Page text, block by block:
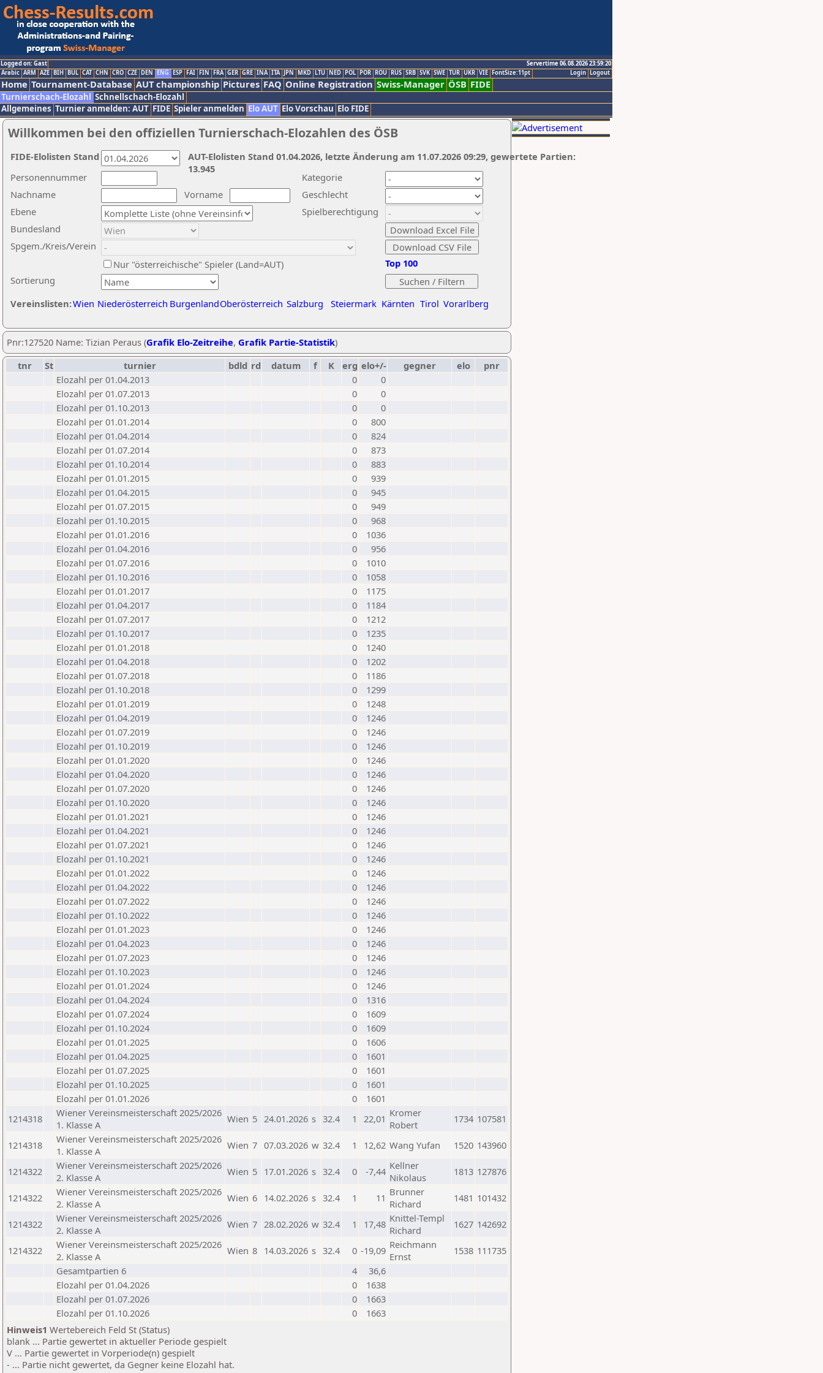
Logged on: Gast
Servertime 06.08.2026 23:59:20
Logout
Login
Arabic ARM AZE BIH BUL CAT CHN CRO CZE DEN ENG ESP FAI FIN FRA GER GRE INA ITA JPN MKD LTU NED POL POR ROU RUS SRB SVK SWE TUR UKR VIE FontSize:11pt
Home Tournament-Database AUT championship Pictures FAQ Online Registration Swiss-Manager ÖSB FIDE
Turnierschach-Elozahl Schnellschach-Elozahl
Allgemeines Turnier anmelden: AUT FIDE Spieler anmelden Elo AUT Elo Vorschau Elo FIDE
Willkommen bei den offiziellen Turnierschach-Elozahlen des ÖSB
Nachname
Vorname
Ebene
Kategorie
Sortierung
Personennummer
Bundesland
Spgem./Kreis/Verein
Geschlecht
Nur "österreichische" Spieler (Land=AUT)
Spielberechtigung
Vereinslisten:Wien Niederösterreich BurgenlandOberösterreich Salzburg Steiermark Kärnten Tirol Vorarlberg
Top 100
AUT-Elolisten Stand 01.04.2026, letzte Änderung am 11.07.2026 09:29, gewertete Partien:
13.945
FIDE-Elolisten Stand
Pnr:127520 Name: Tizian Peraus (Grafik Elo-Zeitreihe, Grafik Partie-Statistik)
tnr
St turnier bdld rd datum f K erg elo+/- gegner elo
pnr
Elozahl per 01.04.2013
0
0
Elozahl per 01.07.2013
0
0
Elozahl per 01.10.2013
0
0
Elozahl per 01.01.2014
0
800
Elozahl per 01.04.2014
0
824
Elozahl per 01.07.2014
0
873
Elozahl per 01.10.2014
0
883
Elozahl per 01.01.2015
0
939
Elozahl per 01.04.2015
0
945
Elozahl per 01.07.2015
0
949
Elozahl per 01.10.2015
0
968
Elozahl per 01.01.2016
0
1036
Elozahl per 01.04.2016
0
956
Elozahl per 01.07.2016
0
1010
Elozahl per 01.10.2016
0
1058
Elozahl per 01.01.2017
0
1175
Elozahl per 01.04.2017
0
1184
Elozahl per 01.07.2017
0
1212
Elozahl per 01.10.2017
0
1235
Elozahl per 01.01.2018
0
1240
Elozahl per 01.04.2018
0
1202
Elozahl per 01.07.2018
0
1186
Elozahl per 01.10.2018
0
1299
Elozahl per 01.01.2019
0
1248
Elozahl per 01.04.2019
0
1246
Elozahl per 01.07.2019
0
1246
Elozahl per 01.10.2019
0
1246
Elozahl per 01.01.2020
0
1246
Elozahl per 01.04.2020
0
1246
Elozahl per 01.07.2020
0
1246
Elozahl per 01.10.2020
0
1246
Elozahl per 01.01.2021
0
1246
Elozahl per 01.04.2021
0
1246
Elozahl per 01.07.2021
0
1246
Elozahl per 01.10.2021
0
1246
Elozahl per 01.01.2022
0
1246
Elozahl per 01.04.2022
0
1246
Elozahl per 01.07.2022
0
1246
Elozahl per 01.10.2022
0
1246
Elozahl per 01.01.2023
0
1246
Elozahl per 01.04.2023
0
1246
Elozahl per 01.07.2023
0
1246
Elozahl per 01.10.2023
0
1246
Elozahl per 01.01.2024
0
1246
Elozahl per 01.04.2024
0
1316
Elozahl per 01.07.2024
0
1609
Elozahl per 01.10.2024
0
1609
Elozahl per 01.01.2025
0
1606
Elozahl per 01.04.2025
0
1601
Elozahl per 01.07.2025
0
1601
Elozahl per 01.10.2025
0
1601
Elozahl per 01.01.2026
0
1601
1214318
Wiener Vereinsmeisterschaft 2025/2026
1. Klasse A
Wien 5 24.01.2026 s 32.4 1 22,01 Kromer
Robert
1734 107581
1214318
Wiener Vereinsmeisterschaft 2025/2026
1. Klasse A
Wien 7 07.03.2026 w 32.4 1 12,62 Wang Yufan 1520 143960
1214322
Wiener Vereinsmeisterschaft 2025/2026
2. Klasse A
Wien 5 17.01.2026 s 32.4 0 -7,44 Kellner
Nikolaus
1813 127876
1214322
Wiener Vereinsmeisterschaft 2025/2026
2. Klasse A
Wien 6 14.02.2026 s 32.4 1 11 Brunner
Richard
1481 101432
1214322
Wiener Vereinsmeisterschaft 2025/2026
2. Klasse A
Wien 7 28.02.2026 w 32.4 1 17,48 Knittel-Templ
Richard
1627 142692
1214322
Wiener Vereinsmeisterschaft 2025/2026
2. Klasse A
Wien 8 14.03.2026 s 32.4 0 -19,09 Reichmann
Ernst
1538 111735
Gesamtpartien 6
4
36,6
Elozahl per 01.04.2026
0
1638
Elozahl per 01.07.2026
0
1663
Elozahl per 01.10.2026
0
1663
Hinweis1 Wertebereich Feld St (Status)
blank ... Partie gewertet in aktueller Periode gespielt
V ... Partie gewertet in Vorperiode(n) gespielt
- ... Partie nicht gewertet, da Gegner keine Elozahl hat.